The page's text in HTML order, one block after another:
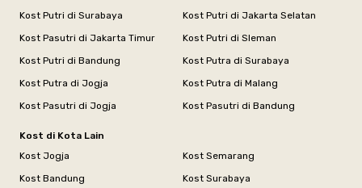
Kost Putri di Surabaya
Kost Putri di Jakarta Selatan
Kost Pasutri di Jakarta Timur
Kost Putri di Sleman
Kost Putri di Bandung
Kost Putra di Surabaya
Kost Putra di Jogja
Kost Putra di Malang
Kost Pasutri di Jogja
Kost Pasutri di Bandung
Kost di Kota Lain
Kost Jogja
Kost Semarang
Kost Bandung
Kost Surabaya